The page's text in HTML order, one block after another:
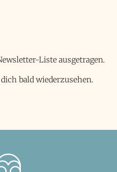
Liste ausgetragen.
bald wiederzusehen.